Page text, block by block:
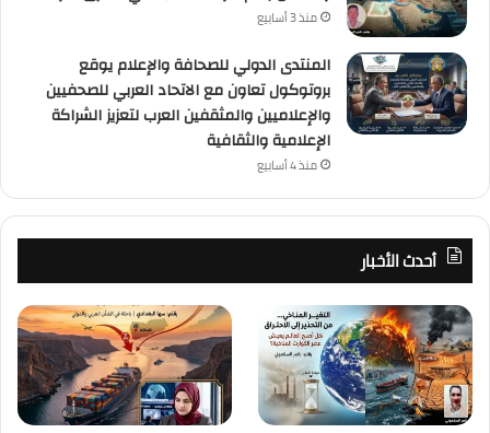
منذ 3 أسابيع
المنتدى الدولي للصحافة والإعلام يوقع
بروتوكول تعاون مع الاتحاد العربي للصحفيين
والإعلاميين والمثقفين العرب لتعزيز الشراكة
الإعلامية والثقافية
منذ 4 أسابيع
أحدث الأخبار